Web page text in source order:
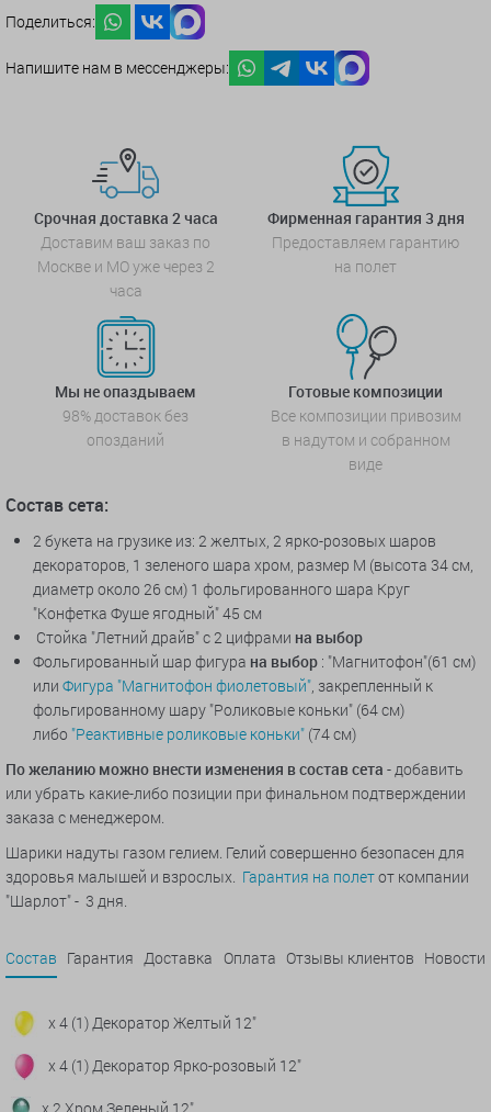
Поделиться:
Напишите нам в мессенджеры:
Срочная доставка 2 часа
Доставим ваш заказ по
Москве и МО уже через 2
часа
Фирменная гарантия 3 дня
Предоставляем гарантию
на полет
Мы не опаздываем
98% доставок без
опозданий
Готовые композиции
Все композиции привозим
в надутом и собранном
виде
Состав сета:
2 букета на грузике из: 2 желтых, 2 ярко-розовых шаров
декораторов, 1 зеленого шара хром, размер М (высота 34 см,
диаметр около 26 см) 1 фольгированного шара Круг
"Конфетка Фуше ягодный" 45 см
Стойка "Летний драйв" с 2 цифрами на выбор
Фольгированный шар фигура на выбор : "Магнитофон"(61 см)
или Фигура "Магнитофон фиолетовый", закрепленный к
фольгированному шару "Роликовые коньки" (64 см)
либо "Реактивные роликовые коньки" (74 см)
По желанию можно внести изменения в состав сета - добавить
или убрать какие-либо позиции при финальном подтверждении
заказа с менеджером.
Шарики надуты газом гелием. Гелий совершенно безопасен для
здоровья малышей и взрослых. Гарантия на полетот компании
"Шарлот" - 3 дня.
Состав Гарантия Доставка Оплата Отзывы клиентов Новости
x 4 (1) Декоратор Желтый 12"
x 4 (1) Декоратор Ярко-розовый 12"